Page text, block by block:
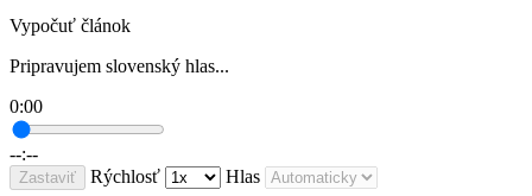
Vypočuť článok
Pripravujem slovenský hlas...
0:00
--:--
Zastaviť Rýchlosť Hlas